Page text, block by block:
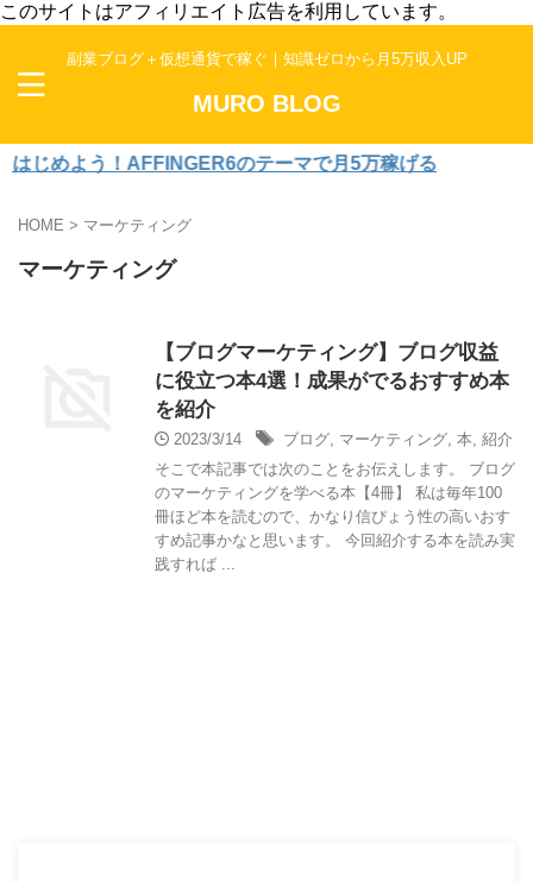
このサイトはアフィリエイト広告を利用しています。
副業ブログ＋仮想通貨で稼ぐ｜知識ゼロから月5万収入UP
MURO BLOG
めよう！AFFINGER6のテーマで月5万稼げる
HOME > マーケティング
マーケティング
【ブログマーケティング】ブログ収益
に役立つ本4選！成果がでるおすすめ本
を紹介
2023/3/14 ブログ, マーケティング, 本, 紹介
そこで本記事では次のことをお伝えします。 ブログ
のマーケティングを学べる本【4冊】 私は毎年100
冊ほど本を読むので、かなり信ぴょう性の高いおす
すめ記事かなと思います。 今回紹介する本を読み実
践すれば ...